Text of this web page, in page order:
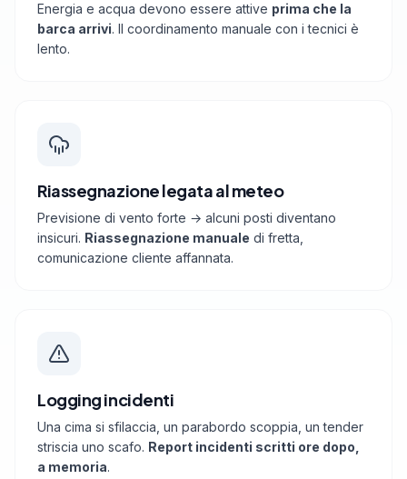
Energia e acqua devono essere attive prima che la
barca arrivi. Il coordinamento manuale con i tecnici è
lento.
Riassegnazione legata al meteo
Previsione di vento forte → alcuni posti diventano
insicuri. Riassegnazione manuale di fretta,
comunicazione cliente affannata.
Logging incidenti
Una cima si sfilaccia, un parabordo scoppia, un tender
striscia uno scafo. Report incidenti scritti ore dopo,
a memoria.